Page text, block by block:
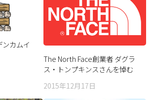
カムイ
The North Face創業者 ダグラ
ス・トンプキンスさんを悼む
2015年12月17日